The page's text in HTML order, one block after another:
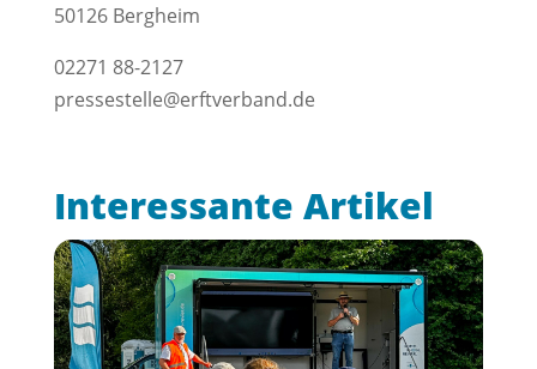
50126 Bergheim
02271 88-2127
pressestelle@erftverband.de
Interessante Artikel